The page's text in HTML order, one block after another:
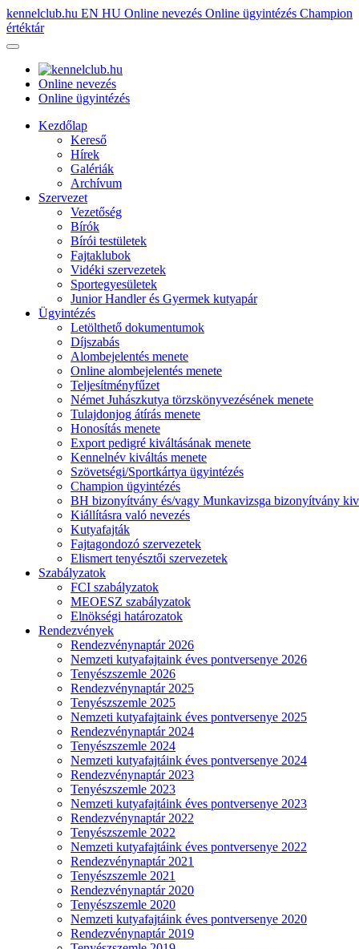
kennelclub.hu EN HU Online nevezés Online ügyintézés Champion
értéktár
Online nevezés
Online ügyintézés
Kezdőlap
Kereső
Hírek
Galériák
Archívum
Szervezet
Vezetőség
Bírók
Bírói testületek
Fajtaklubok
Vidéki szervezetek
Sportegyesületek
Junior Handler és Gyermek kutyapár
Ügyintézés
Letölthető dokumentumok
Díjszabás
Alombejelentés menete
Online alombejelentés menete
Teljesítményfűzet
Német Juhászkutya törzskönyvezésének menete
Tulajdonjog átírás menete
Honosítás menete
Export pedigré kiváltásának menete
Kennelnév kiváltás menete
Szövetségi/Sportkártya ügyintézés
Champion ügyintézés
BH bizonyítvány és/vagy Munkavizsga bizonyítvány
Kiállításra való nevezés
Kutyafajták
Fajtagondozó szervezetek
Elismert tenyésztői szervezetek
Szabályzatok
FCI szabályzatok
MEOESZ szabályzatok
Elnökségi határozatok
Rendezvények
Rendezvénynaptár 2026
Nemzeti kutyafajtaink éves pontversenye 2026
Tenyészszemle 2026
Rendezvénynaptár 2025
Tenyészszemle 2025
Nemzeti kutyafajtaink éves pontversenye 2025
Rendezvénynaptár 2024
Tenyészszemle 2024
Nemzeti kutyafajtáink éves pontversenye 2024
Rendezvénynaptár 2023
Tenyészszemle 2023
Nemzeti kutyafajtáink éves pontversenye 2023
Rendezvénynaptár 2022
Tenyészszemle 2022
Nemzeti kutyafajtáink éves pontversenye 2022
Rendezvénynaptár 2021
Tenyészszemle 2021
Rendezvénynaptár 2020
Tenyészszemle 2020
Nemzeti kutyafajtáink éves pontversenye 2020
Rendezvénynaptár 2019